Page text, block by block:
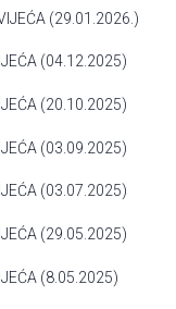
(29.01.2026.)
(04.12.2025)
(20.10.2025)
(03.09.2025)
(03.07.2025)
(29.05.2025)
(8.05.2025)